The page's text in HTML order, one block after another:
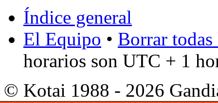
Índice general
El Equipo • Borrar
horarios son UTC + 1
© Kotai 1988 - 2026